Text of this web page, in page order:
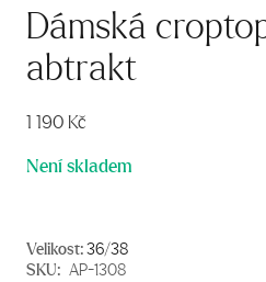
Dámská
abtrakt
1 190 Kč
Není skladem
Velikost:36/38
SKU: AP-1308